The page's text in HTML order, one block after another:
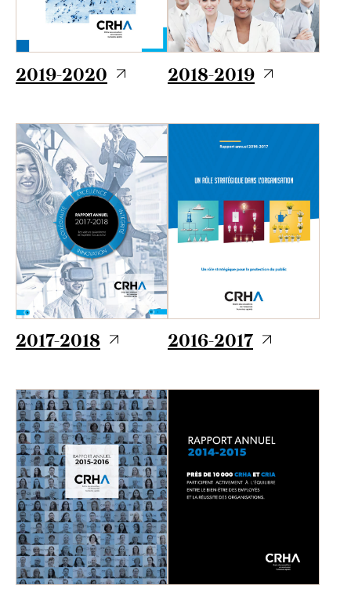
2019-2020 2018-2019
2017-2018 2016-2017